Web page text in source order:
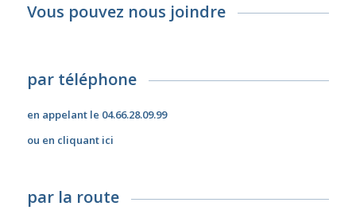
Vous pouvez nous joindre
par téléphone
en appelant le 04.66.28.09.99
ou en cliquant ici
par la route